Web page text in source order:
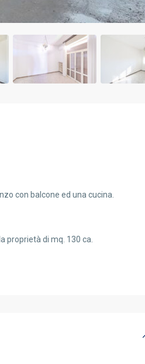
con balcone ed una cucina.
proprietà di mq. 130 ca.